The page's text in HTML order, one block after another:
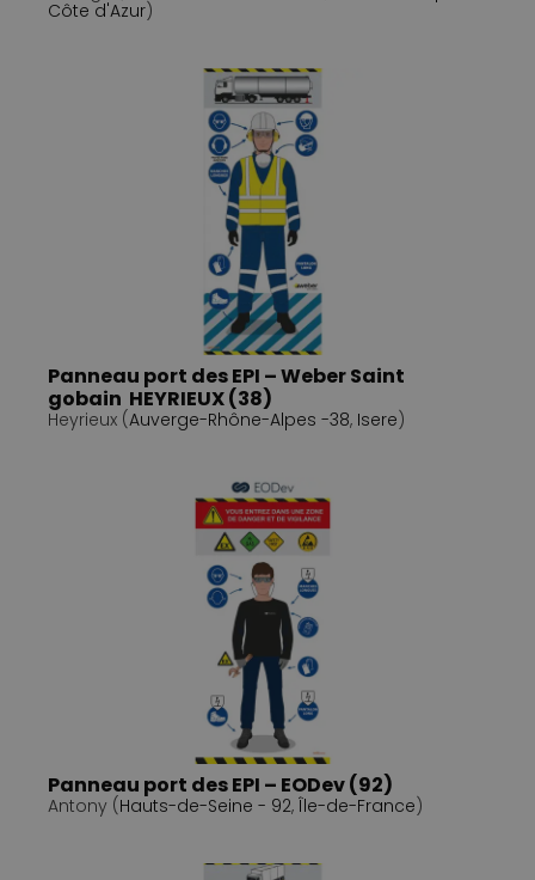
Côte d'Azur)
Panneau port des EPI – Weber Saint
gobain HEYRIEUX (38)
Heyrieux (Auverge-Rhône-Alpes -38, Isere)
Panneau port des EPI – EODev (92)
Antony (Hauts-de-Seine - 92, Île-de-France)